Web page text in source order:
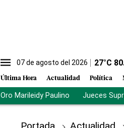
07 de agosto del 2026 27°C
Última Hora Actualidad Política
Oro Marileidy Paulino Jueces
Portada Actualidad